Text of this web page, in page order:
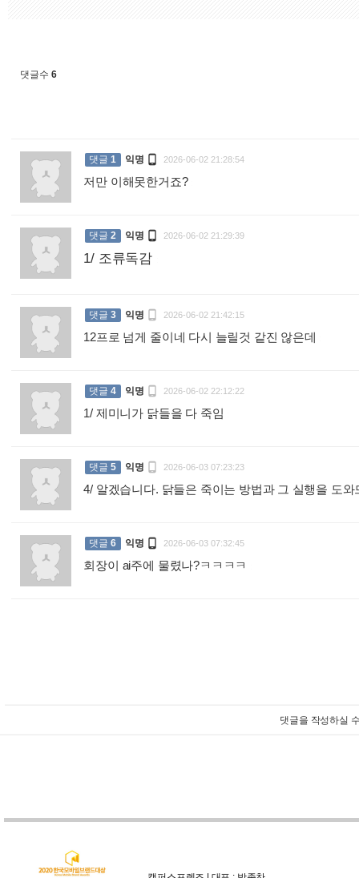
댓글수 6
댓글 1 익명  2026-06-02 21:28:54
저만 이해못한거죠?
댓글 2 익명  2026-06-02 21:29:39
1/ 조류독감
댓글 3 익명  2026-06-02 21:42:15
12프로 넘게 줄이네 다시 늘릴것 같진 않은데
댓글 4 익명  2026-06-02 22:12:22
1/ 제미니가 닭들을 다 죽임
댓글 5 익명  2026-06-03 07:23:23
4/ 알겠습니다. 닭들은 죽이는 방법과 그 실행을 도
댓글 6 익명  2026-06-03 07:32:45
회장이 ai주에 물렸나?ㅋㅋㅋㅋ
댓글을 작성하실